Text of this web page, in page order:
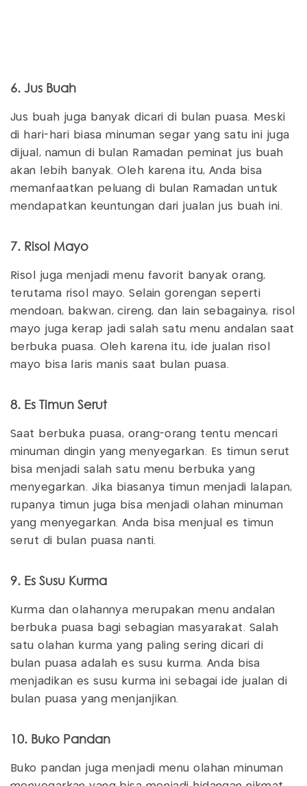
6. Jus Buah
Jus buah juga banyak dicari di bulan puasa. Meski
di hari-hari biasa minuman segar yang satu ini juga
dijual, namun di bulan Ramadan peminat jus buah
akan lebih banyak. Oleh karena itu, Anda bisa
memanfaatkan peluang di bulan Ramadan untuk
mendapatkan keuntungan dari jualan jus buah ini.
7. Risol Mayo
Risol juga menjadi menu favorit banyak orang,
terutama risol mayo. Selain gorengan seperti
mendoan, bakwan, cireng, dan lain sebagainya, risol
mayo juga kerap jadi salah satu menu andalan saat
berbuka puasa. Oleh karena itu, ide jualan risol
mayo bisa laris manis saat bulan puasa.
8. Es Timun Serut
Saat berbuka puasa, orang-orang tentu mencari
minuman dingin yang menyegarkan. Es timun serut
bisa menjadi salah satu menu berbuka yang
menyegarkan. Jika biasanya timun menjadi lalapan,
rupanya timun juga bisa menjadi olahan minuman
yang menyegarkan. Anda bisa menjual es timun
serut di bulan puasa nanti.
9. Es Susu Kurma
Kurma dan olahannya merupakan menu andalan
berbuka puasa bagi sebagian masyarakat. Salah
satu olahan kurma yang paling sering dicari di
bulan puasa adalah es susu kurma. Anda bisa
menjadikan es susu kurma ini sebagai ide jualan di
bulan puasa yang menjanjikan.
10. Buko Pandan
Buko pandan juga menjadi menu olahan minuman